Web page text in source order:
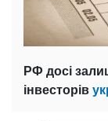
РФ досі
інвесторів